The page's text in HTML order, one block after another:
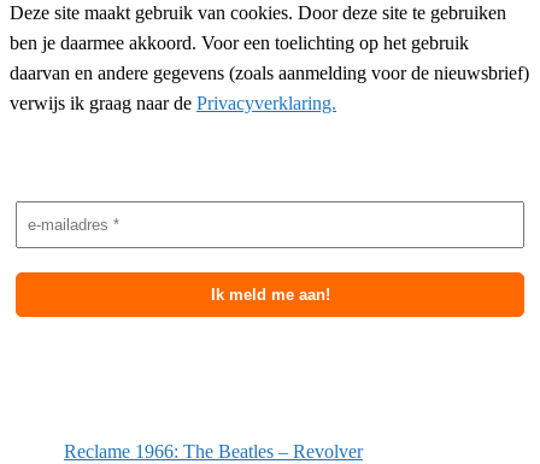
Deze site maakt gebruik van cookies. Door deze site te gebruiken
ben je daarmee akkoord. Voor een toelichting op het gebruik
daarvan en andere gegevens (zoals aanmelding voor de nieuwsbrief)
verwijs ik graag naar de Privacyverklaring.
Reclame 1966: The Beatles – Revolver